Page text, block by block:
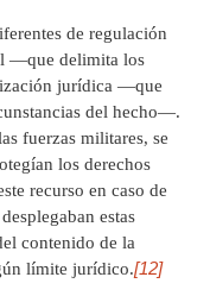
de regulación
—que delimita los
jurídica —que
del hecho—.
fuerzas militares, se
los derechos
recurso en caso de
estas
contenido de la
límite jurídico.[12]